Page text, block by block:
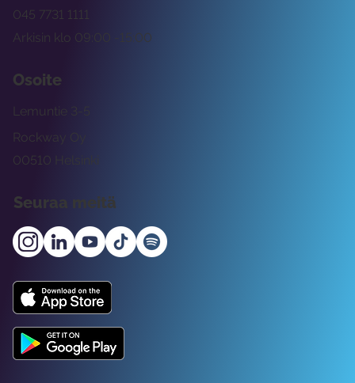
Arkisin klo 09:00 -15:00
045 7731 1111
Osoite
Rockway Oy
Lemuntie 3-5
00510 Helsinki
Seuraa meitä